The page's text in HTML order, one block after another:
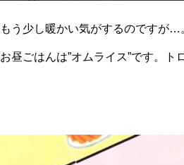
う少し暖かい気がするのですが
昼ごはんは”オムライス”です。